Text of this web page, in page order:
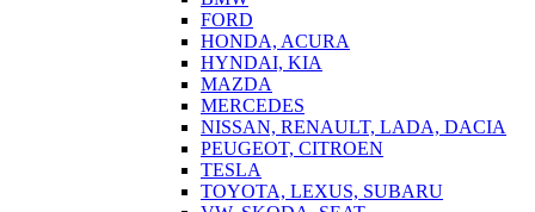
FORD
HONDA, ACURA
HYNDAI, KIA
MAZDA
MERCEDES
NISSAN, RENAULT, LADA, DACIA
PEUGEOT, CITROEN
TESLA
TOYOTA, LEXUS, SUBARU